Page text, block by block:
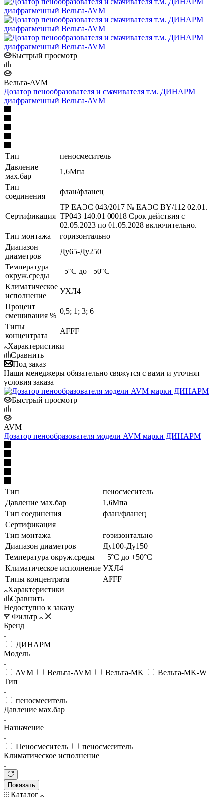
Быстрый просмотр
Вельга-AVM
Дозатор пенообразователя и смачивателя т.м. ДИНАРМ
диафрагменный Вельга-AVM
Тип
пеносмеситель
Давление
мах.бар
1,6Мпа
Тип
соединения
флан/фланец
Сертификация
ТР ЕАЭС 043/2017 № ЕАЭС BY/112 02.01.
ТР043 140.01 00018 Срок действия с
02.05.2023 по 01.05.2028 включительно.
Тип монтажа
горизонтально
Диапазон
диаметров
Ду65-Ду250
Температура
окруж.среды
+5°С до +50°С
Климатическое
исполнение
УХЛ4
Процент
смешивания %
0,5; 1; 3; 6
Типы
концентрата
AFFF
Характеристики
Сравнить
Под заказ
Наши менеджеры обязательно свяжутся с вами и уточнят
условия заказа
Быстрый просмотр
AVM
Дозатор пенообразователя модели AVM марки ДИНАРМ
Тип
пеносмеситель
Давление мах.бар
1,6Мпа
Тип соединения
флан/фланец
Сертификация
Тип монтажа
горизонтально
Диапазон диаметров
Ду100-Ду150
Температура окруж.среды
+5°С до +50°С
Климатическое исполнение УХЛ4
Типы концентрата
AFFF
Характеристики
Сравнить
Недоступно к заказу
Фильтр
Бренд
ДИНАРМ
Модель
AVM Вельга-AVM Вельга-MK
Вельга-MK-W
Тип
пеносмеситель
Давление мах.бар
Назначение
Пеносмеситель
пеносмеситель
Климатическое исполнение
Показать
Каталог